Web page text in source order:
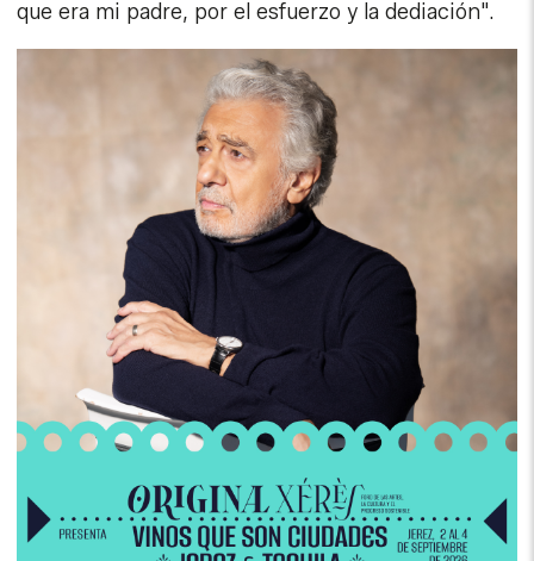
que era mi padre, por el esfuerzo y la dediación".